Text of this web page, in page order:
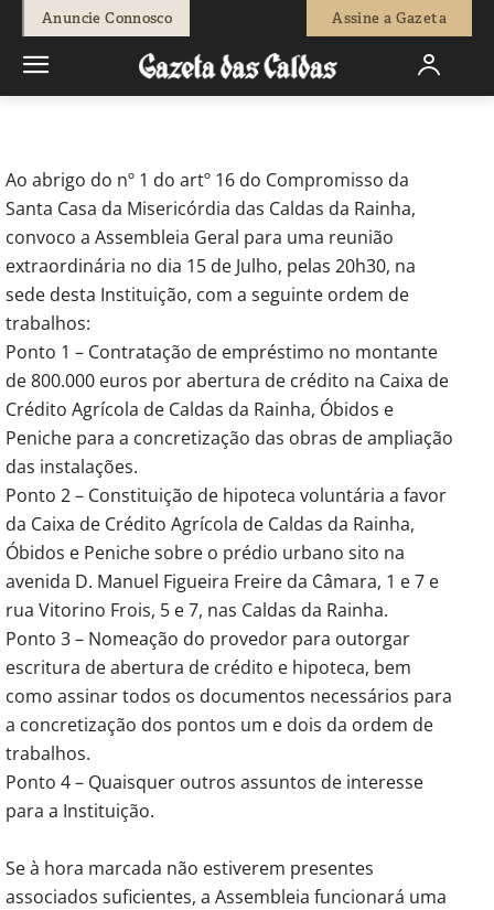
Anuncie Connosco Assine a Gazeta
Redação - 5 de Julho, 2013 0
Ao abrigo do nº 1 do artº 16 do Compromisso da
Santa Casa da Misericórdia das Caldas da Rainha,
convoco a Assembleia Geral para uma reunião
extraordinária no dia 15 de Julho, pelas 20h30, na
sede desta Instituição, com a seguinte ordem de
trabalhos:
Ponto 1 – Contratação de empréstimo no montante
de 800.000 euros por abertura de crédito na Caixa de
Crédito Agrícola de Caldas da Rainha, Óbidos e
Peniche para a concretização das obras de ampliação
das instalações.
Ponto 2 – Constituição de hipoteca voluntária a favor
da Caixa de Crédito Agrícola de Caldas da Rainha,
Óbidos e Peniche sobre o prédio urbano sito na
avenida D. Manuel Figueira Freire da Câmara, 1 e 7 e
rua Vitorino Frois, 5 e 7, nas Caldas da Rainha.
Ponto 3 – Nomeação do provedor para outorgar
escritura de abertura de crédito e hipoteca, bem
como assinar todos os documentos necessários para
a concretização dos pontos um e dois da ordem de
trabalhos.
Ponto 4 – Quaisquer outros assuntos de interesse
para a Instituição.
Se à hora marcada não estiverem presentes
associados suficientes, a Assembleia funcionará uma